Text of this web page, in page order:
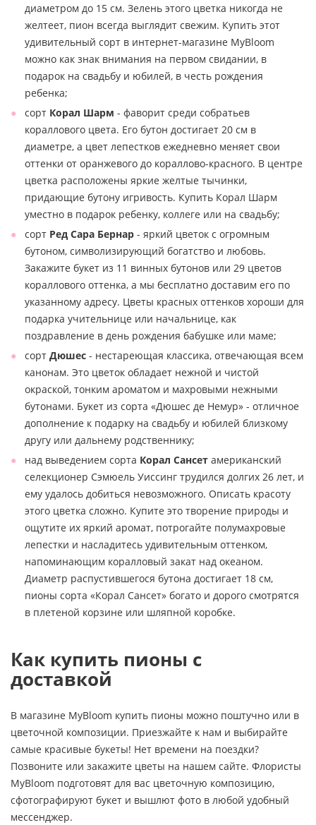
диаметром до 15 см. Зелень этого цветка никогда не
желтеет, пион всегда выглядит свежим. Купить этот
удивительный сорт в интернет-магазине MyBloom
можно как знак внимания на первом свидании, в
подарок на свадьбу и юбилей, в честь рождения
ребенка;
сорт Корал Шарм - фаворит среди собратьев
кораллового цвета. Его бутон достигает 20 см в
диаметре, а цвет лепестков ежедневно меняет свои
оттенки от оранжевого до кораллово-красного. В центре
цветка расположены яркие желтые тычинки,
придающие бутону игривость. Купить Корал Шарм
уместно в подарок ребенку, коллеге или на свадьбу;
сорт Ред Сара Бернар - яркий цветок с огромным
бутоном, символизирующий богатство и любовь.
Закажите букет из 11 винных бутонов или 29 цветов
кораллового оттенка, а мы бесплатно доставим его по
указанному адресу. Цветы красных оттенков хороши для
подарка учительнице или начальнице, как
поздравление в день рождения бабушке или маме;
сорт Дюшес - нестареющая классика, отвечающая всем
канонам. Это цветок обладает нежной и чистой
окраской, тонким ароматом и махровыми нежными
бутонами. Букет из сорта «Дюшес де Немур» - отличное
дополнение к подарку на свадьбу и юбилей близкому
другу или дальнему родственнику;
над выведением сорта Корал Сансет американский
селекционер Сэмюель Уиссинг трудился долгих 26 лет, и
ему удалось добиться невозможного. Описать красоту
этого цветка сложно. Купите это творение природы и
ощутите их яркий аромат, потрогайте полумахровые
лепестки и насладитесь удивительным оттенком,
напоминающим коралловый закат над океаном.
Диаметр распустившегося бутона достигает 18 см,
пионы сорта «Корал Сансет» богато и дорого смотрятся
в плетеной корзине или шляпной коробке.
Как купить пионы с
доставкой
В магазине MyBloom купить пионы можно поштучно или в
цветочной композиции. Приезжайте к нам и выбирайте
самые красивые букеты! Нет времени на поездки?
Позвоните или закажите цветы на нашем сайте. Флористы
MyBloom подготовят для вас цветочную композицию,
сфотографируют букет и вышлют фото в любой удобный
мессенджер.